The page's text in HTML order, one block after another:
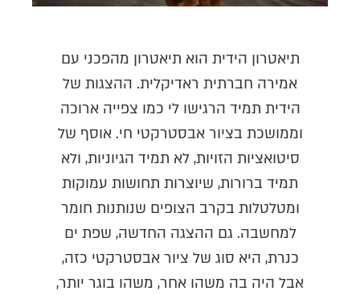
תיאטרון הידית הוא תיאטרון מהפכני עם
אמירה חברתית ראדיקלית. ההצגות של
הידית תמיד הרגישו לי כמו צפייה ארוכה
וממושכת בציור אבסטרקטי חי. אוסף של
סיטואציות הזויות, לא תמיד הגיוניות, ולא
תמיד ברורות, שיוצרות תחושות עמוקות
ומטלטלות בקרב הצופים שנותנות חומר
למחשבה. גם ההצגה החדשה, שפת ים
כנרת, היא סוג של ציור אבסטרקטי כזה,
אבל היה בה משהו אחר, משהו בוגר יותר,